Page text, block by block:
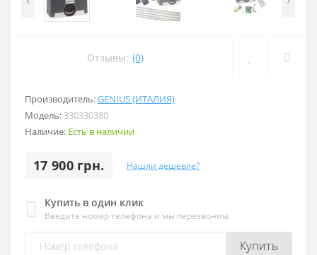
Отзывы: (0)
Производитель:GENIUS (ИТАЛИЯ)
Модель: 330330380
Наличие: Есть в наличии
17 900 грн. Нашли дешевле?
Купить в один клик
Введите номер телефона и мы перезвоним
Купить